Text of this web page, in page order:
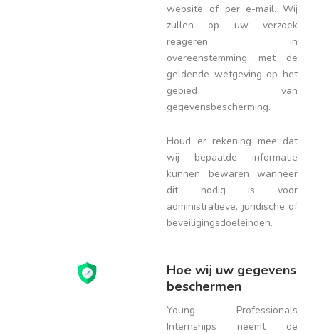
website of per e-mail. Wij
zullen op uw verzoek
reageren in
overeenstemming met de
geldende wetgeving op het
gebied van
gegevensbescherming.
Houd er rekening mee dat
wij bepaalde informatie
kunnen bewaren wanneer
dit nodig is voor
administratieve, juridische of
beveiligingsdoeleinden.
Hoe wij uw gegevens
beschermen
Young Professionals
Internships neemt de